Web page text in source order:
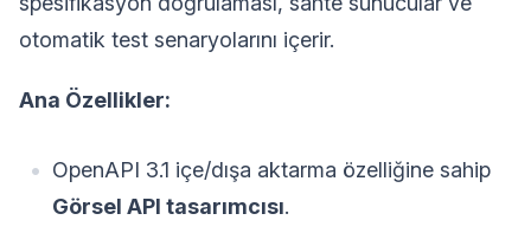
otomatik test senaryolarını içerir.
Ana Özellikler:
OpenAPI 3.1 içe/dışa aktarma özelliğine sahip
Görsel API tasarımcısı.